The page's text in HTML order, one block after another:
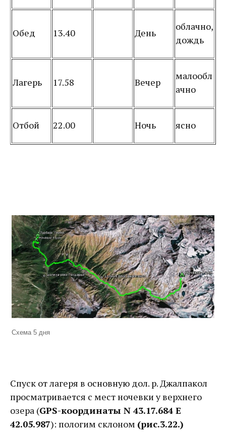
Обед 13.40 День
облачно,
дождь
Лагерь 17.58 Вечер
малообл
ачно
Отбой 22.00 Ночь ясно
Схема 5 дня
Спуск от лагеря в основную дол. р. Джалпакол
просматривается с мест ночевки у верхнего
озера (GPS-координаты N 43.17.684 E
42.05.987): пологим склоном (рис.3.22.)